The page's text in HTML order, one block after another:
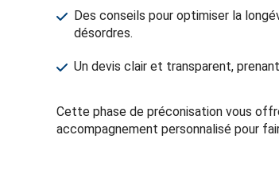
Des conseils pour optimiser la
désordres.
Un devis clair et transparent,
Cette phase de préconisation vous
accompagnement personnalisé pour